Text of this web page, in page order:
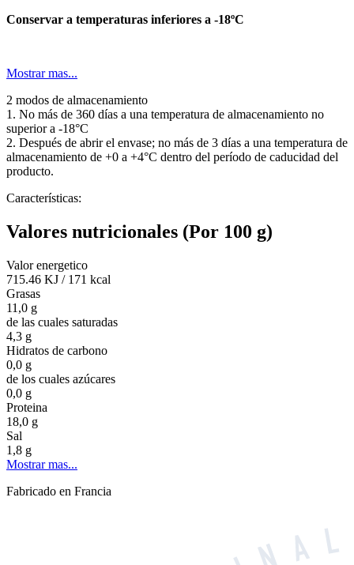
Conservar a temperaturas inferiores a -18ºC
Mostrar mas...
2 modos de almacenamiento
1. No más de 360 días a una temperatura de almacenamiento no
superior a -18°C
2. Después de abrir el envase; no más de 3 días a una temperatura de
almacenamiento de +0 a +4°C dentro del período de caducidad del
producto.
Características:
Valores nutricionales (Por 100 g)
Valor energetico
715.46 KJ / 171 kcal
Grasas
11,0 g
de las cuales saturadas
4,3 g
Hidratos de carbono
0,0 g
de los cuales azúcares
0,0 g
Proteina
18,0 g
Sal
1,8 g
Mostrar mas...
Fabricado en Francia